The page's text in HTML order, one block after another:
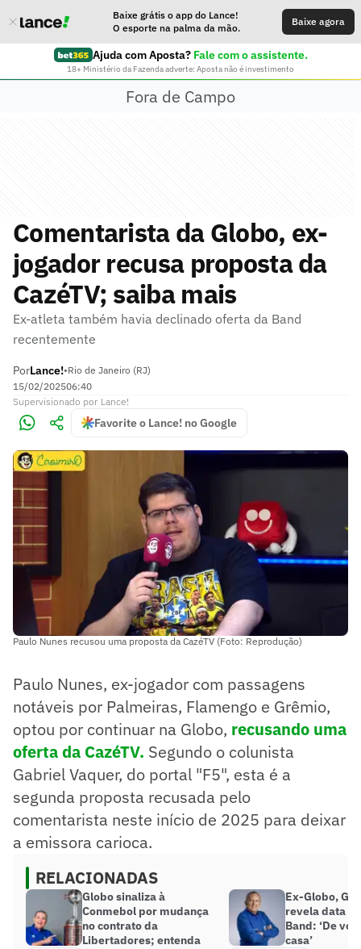
Baixe grátis o app do Lance!
O esporte na palma da mão.
Baixe agora
Ajuda com Aposta? Fale com o assistente.
18+ Ministério da Fazenda adverte: Aposta não é investimento
Fora de Campo
Comentarista da Globo, ex-
jogador recusa proposta da
CazéTV; saiba mais
Ex-atleta também havia declinado oferta da Band
recentemente
PorLance!•Rio de Janeiro (RJ)
15/02/202506:40
Supervisionado por Lance!
Favorite o Lance! no Google
Paulo Nunes recusou uma proposta da CazéTV (Foto: Reprodução)
Paulo Nunes, ex-jogador com passagens
notáveis por Palmeiras, Flamengo e Grêmio,
optou por continuar na Globo, recusando uma
oferta da CazéTV. Segundo o colunista
Gabriel Vaquer, do portal "F5", esta é a
segunda proposta recusada pelo
comentarista neste início de 2025 para deixar
a emissora carioca.
RELACIONADAS
Globo sinaliza à
Conmebol por mudança
no contrato da
Libertadores; entenda
Ex-Globo,
revela data
Band: ‘De
casa’